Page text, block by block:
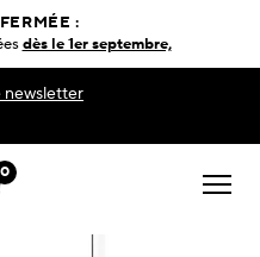
newsletter
0
:
dès le 1er septembre,